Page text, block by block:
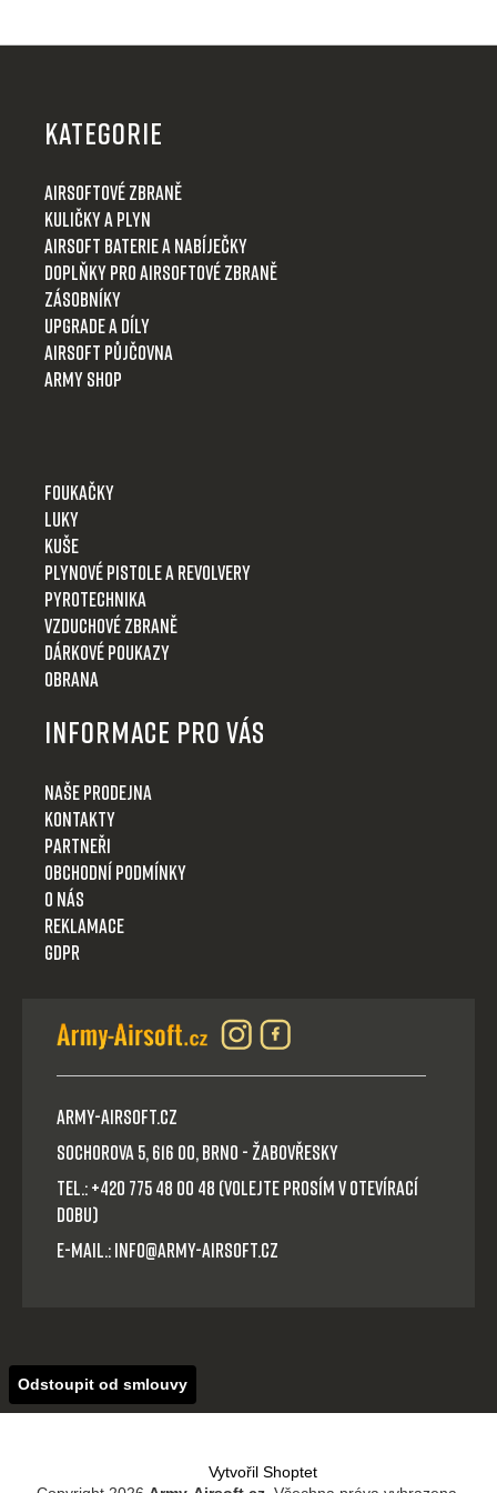
KATEGORIE
Airsoftové zbraně
Kuličky a plyn
Airsoft baterie a nabíječky
Doplňky pro airsoftové zbraně
Zásobníky
Upgrade a díly
Airsoft půjčovna
Army shop
Foukačky
Luky
Kuše
Plynové pistole a revolvery
Pyrotechnika
Vzduchové zbraně
Dárkové poukazy
Obrana
Informace pro Vás
Naše prodejna
Kontakty
Partneři
Obchodní podmínky
O nás
Reklamace
GDPR
Army-Airsoft.cz
Sochorova 5, 616 00, Brno - Žabovřesky
Tel.: +420 775 48 00 48 (volejte prosím v otevírací
dobu)
E-mail.: info@army-airsoft.cz
Odstoupit od smlouvy
Vytvořil Shoptet